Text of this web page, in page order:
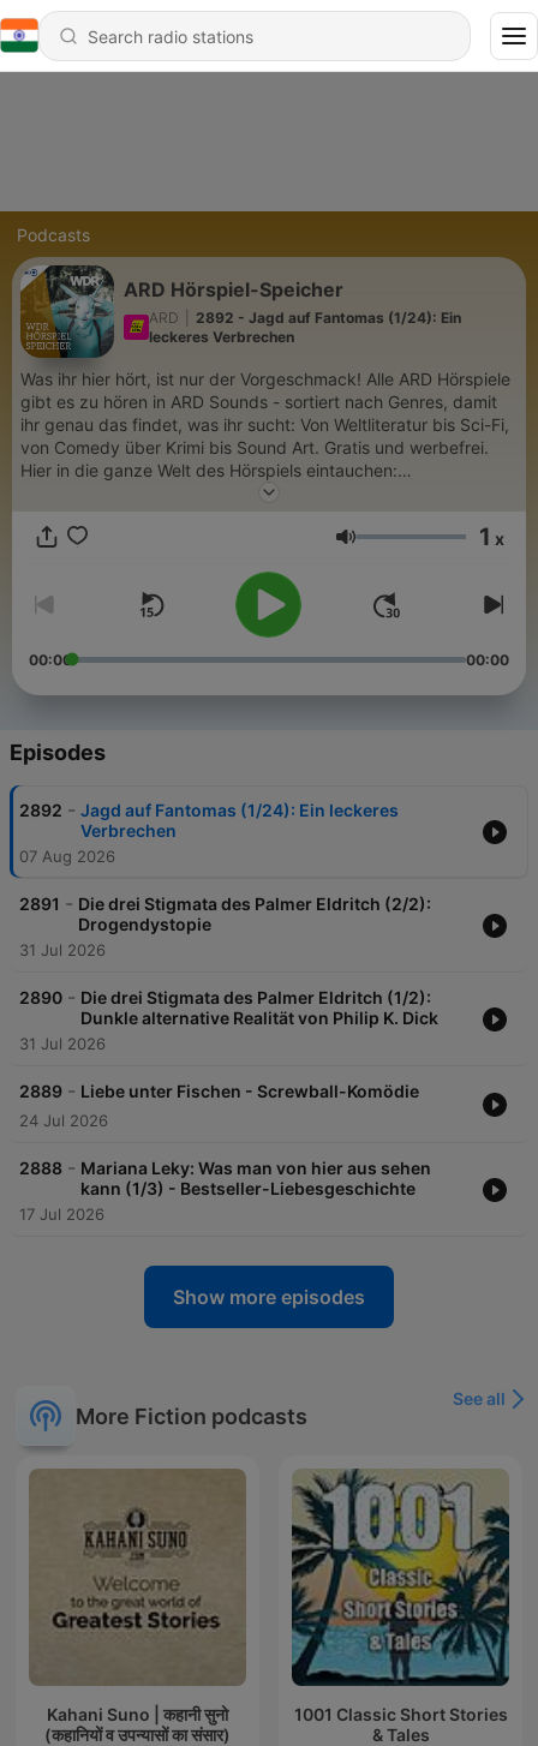
Podcasts
ARD Hörspiel-Speicher
ARD
2892 - Jagd auf Fantomas (1/24): Ein
leckeres Verbrechen
Was ihr hier hört, ist nur der Vorgeschmack! Alle ARD Hörspiele
gibt es zu hören in ARD Sounds - sortiert nach Genres, damit
ihr genau das findet, was ihr sucht: Von Weltliteratur bis Sci-Fi,
von Comedy über Krimi bis Sound Art. Gratis und werbefrei.
Hier in die ganze Welt des Hörspiels eintauchen:
Volume 1 x
00:00 00:00
Episodes
2892 - Jagd auf Fantomas (1/24): Ein leckeres
Verbrechen
07 Aug 2026
2891 - Die drei Stigmata des Palmer Eldritch (2/2):
Drogendystopie
31 Jul 2026
2890 - Die drei Stigmata des Palmer Eldritch (1/2):
Dunkle alternative Realität von Philip K. Dick
31 Jul 2026
2889 - Liebe unter Fischen - Screwball-Komödie
24 Jul 2026
2888 - Mariana Leky: Was man von hier aus sehen
kann (1/3) - Bestseller-Liebesgeschichte
17 Jul 2026
Show more episodes
More Fiction podcasts
See all
Kahani Suno | कहानी सुनो
(कहानियों व उपन्यासों का संसार)
1001 Classic Short Stories
& Tales